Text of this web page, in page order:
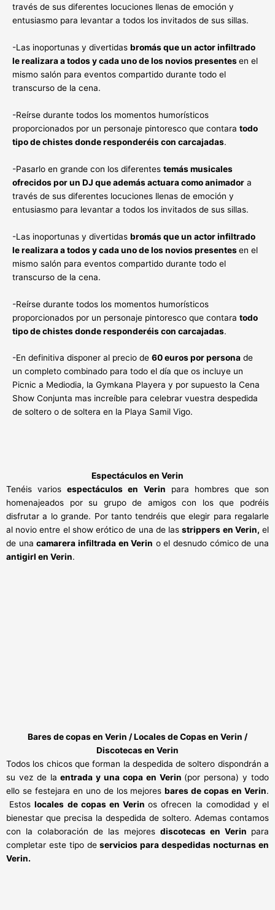
través de sus diferentes locuciones llenas de emoción y
entusiasmo para levantar a todos los invitados de sus sillas.
-Las inoportunas y divertidas bromás que un actor infiltrado
le realizara a todos y cada uno de los novios presentesen el
mismo salón para eventos compartido durante todo el
transcurso de la cena.
-Reírse durante todos los momentos humorísticos
proporcionados por un personaje pintoresco que contara todo
tipo de chistes donde responderéis con carcajadas.
-Pasarlo en grande con los diferentes temás musicales
ofrecidos por un DJ que además actuara como animador a
través de sus diferentes locuciones llenas de emoción y
entusiasmo para levantar a todos los invitados de sus sillas.
-Las inoportunas y divertidas bromás que un actor infiltrado
le realizara a todos y cada uno de los novios presentesen el
mismo salón para eventos compartido durante todo el
transcurso de la cena.
-Reírse durante todos los momentos humorísticos
proporcionados por un personaje pintoresco que contara todo
tipo de chistes donde responderéis con carcajadas.
-En definitiva disponer al precio de 60 euros por persona de
un completo combinado para todo el día que os incluye un
Picnic a Mediodia, la Gymkana Playera y por supuesto la Cena
Show Conjunta mas increíble para celebrar vuestra despedida
de soltero o de soltera en la Playa Samil Vigo.
Espectáculos en Verin
Tenéis variosespectáculos en Verin para hombres que son
homenajeados por su grupo de amigos con los que podréis
disfrutar a lo grande. Por tanto tendréis que elegir para regalarle
al novio entre el show erótico de una de lasstrippers en Verin, el
de unacamarera infiltrada en Verin o el desnudo cómico de una
antigirl en Verin.
Bares de copas en Verin / Locales de Copas en Verin /
Discotecas en Verin
Todos los chicos que forman la despedida de soltero dispondrán a
su vez de laentrada y una copa en Verin (por persona) y todo
ello se festejara en uno de los mejoresbares de copas en Verin.
Estoslocales de copas en Verinos ofrecen la comodidad y el
bienestar que precisa la despedida de soltero. Ademas contamos
con la colaboración de las mejores discotecas en Verin para
completar este tipo de servicios para despedidas nocturnas en
Verin.